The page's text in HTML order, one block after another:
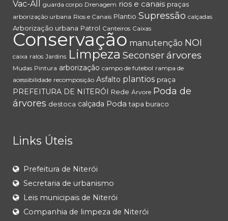
Vac-All guarda corpo Drenagem rios e canais praças
arborização urbana Rios e Canais Plantio Supressão calçadas
Arborização urbana Patrol Canteiros Caixas
Conservação manutenção NOI
caixa ralos Jardins Limpeza Seconserárvores
Mudas Pintura arborização campo de futebol rampa de
acessibilidade recomposição Asfalto plantios praça
PREFEITURA DE NITERÓI Rede Árvore Poda de
árvores destoca calçada Poda tapa buraco
Links Úteis
Prefeitura de Niterói
Secretaria de urbanismo
Leis municipais de Niterói
Companhia de limpeza de Niterói